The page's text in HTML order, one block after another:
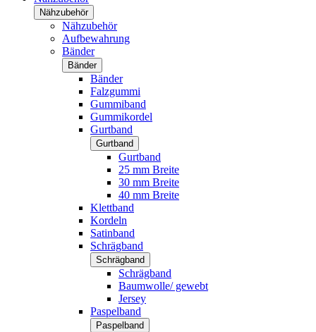
Nähzubehör
Nähzubehör
Aufbewahrung
Bänder
Bänder
Bänder
Falzgummi
Gummiband
Gummikordel
Gurtband
Gurtband
Gurtband
25 mm Breite
30 mm Breite
40 mm Breite
Klettband
Kordeln
Satinband
Schrägband
Schrägband
Schrägband
Baumwolle/ gewebt
Jersey
Paspelband
Paspelband